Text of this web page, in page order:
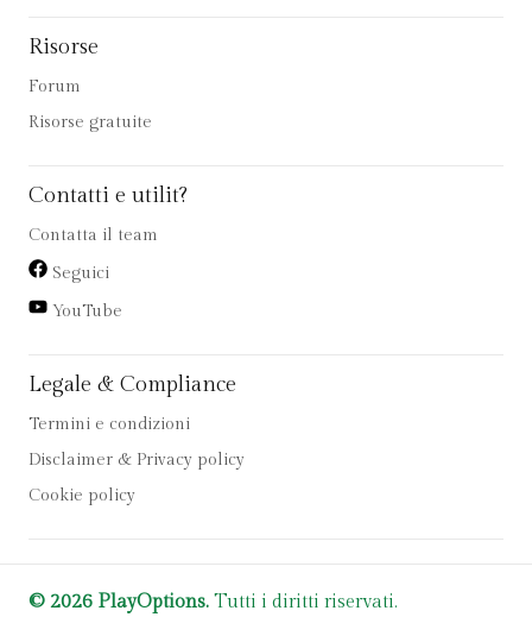
Risorse
Forum
Risorse gratuite
Contatti e utilit?
Contatta il team
Seguici
YouTube
Legale & Compliance
Termini e condizioni
Disclaimer & Privacy policy
Cookie policy
© 2026 PlayOptions. Tutti i diritti riservati.